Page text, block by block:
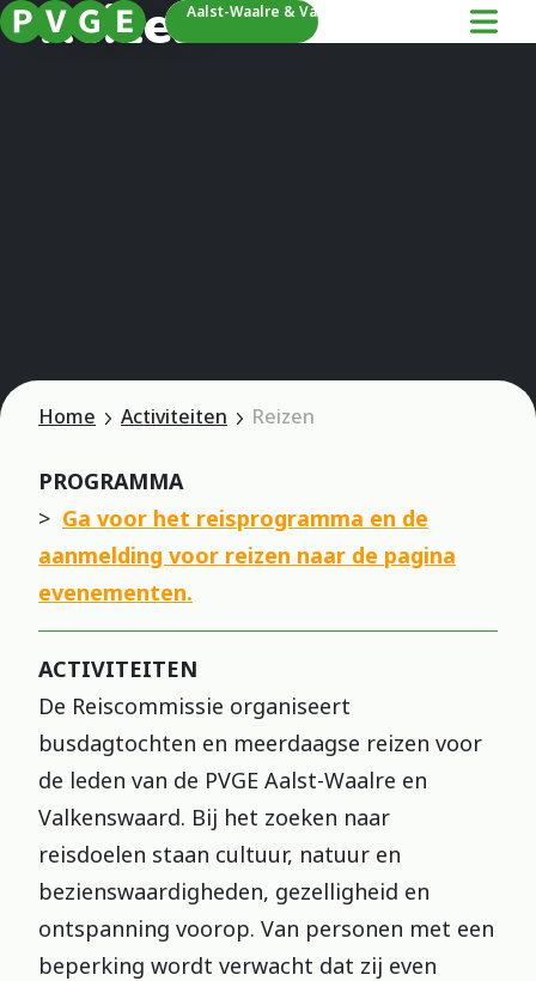
Aalst-Waalre & Valkenswaard
Reizen
Home Activiteiten Reizen
PROGRAMMA
> Ga voor het reisprogramma en de
aanmelding voor reizen naar de pagina
evenementen.
ACTIVITEITEN
De Reiscommissie organiseert
busdagtochten en meerdaagse reizen voor
de leden van de PVGE Aalst-Waalre en
Valkenswaard. Bij het zoeken naar
reisdoelen staan cultuur, natuur en
bezienswaardigheden, gezelligheid en
ontspanning voorop. Van personen met een
beperking wordt verwacht dat zij even